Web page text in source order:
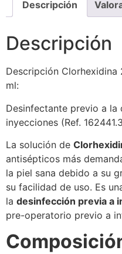
Descripción
Descripción
Descripción Clorhexidina
ml:
Desinfectante previo a la
inyecciones (Ref.
La solución de
antisépticos más
la piel sana debido a su
su facilidad de uso. Es
la desinfección previa a
pre-operatorio previo a